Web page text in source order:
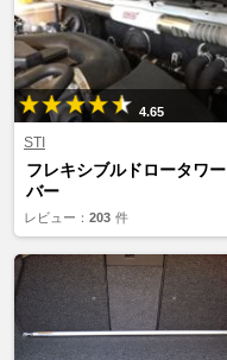
4.65
STI
フレキシブルドロータワー
バー
レビュー： 203 件